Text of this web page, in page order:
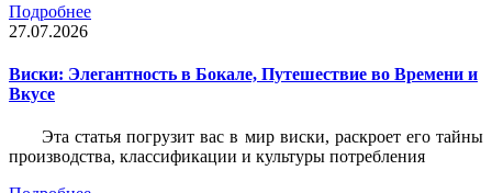
Подробнее
27.07.2026
Виски: Элегантность в Бокале, Путешествие во Времени и
Вкусе
Эта статья погрузит вас в мир виски, раскроет его тайны
производства, классификации и культуры потребления